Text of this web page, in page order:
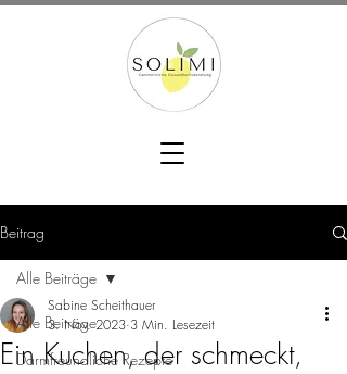
Beitrag
Alle Beiträge
Darmfreundliche Rezepte
Alle Beiträge
Ein Kuchen, der schmeckt,
Sabine Scheithauer
3. Nov. 2023 3 Min. Lesezeit